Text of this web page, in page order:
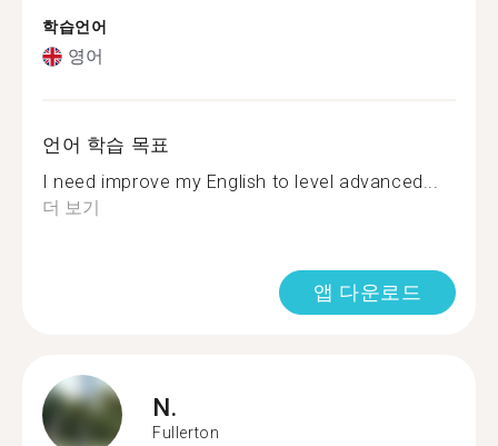
학습언어
영어
언어 학습 목표
I need improve my English to level advanced...
더 보기
앱 다운로드
N.
Fullerton